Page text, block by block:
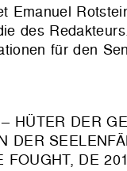
Emanuel
des
für den
HÜTER DER
DER
FOUGHT, DE